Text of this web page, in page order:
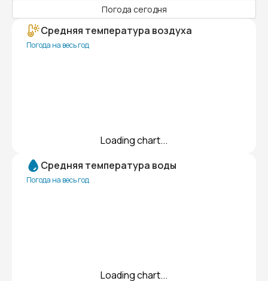
Погода сегодня
Средняя температура воздуха
Погода на весь год
Loading chart...
Средняя температура воды
Погода на весь год
Loading chart...